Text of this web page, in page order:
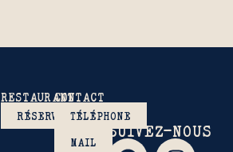
RESTAURANT
RÉSERVER
CONTACT
TÉLÉPHONE
MAIL
SUIVEZ-NOUS